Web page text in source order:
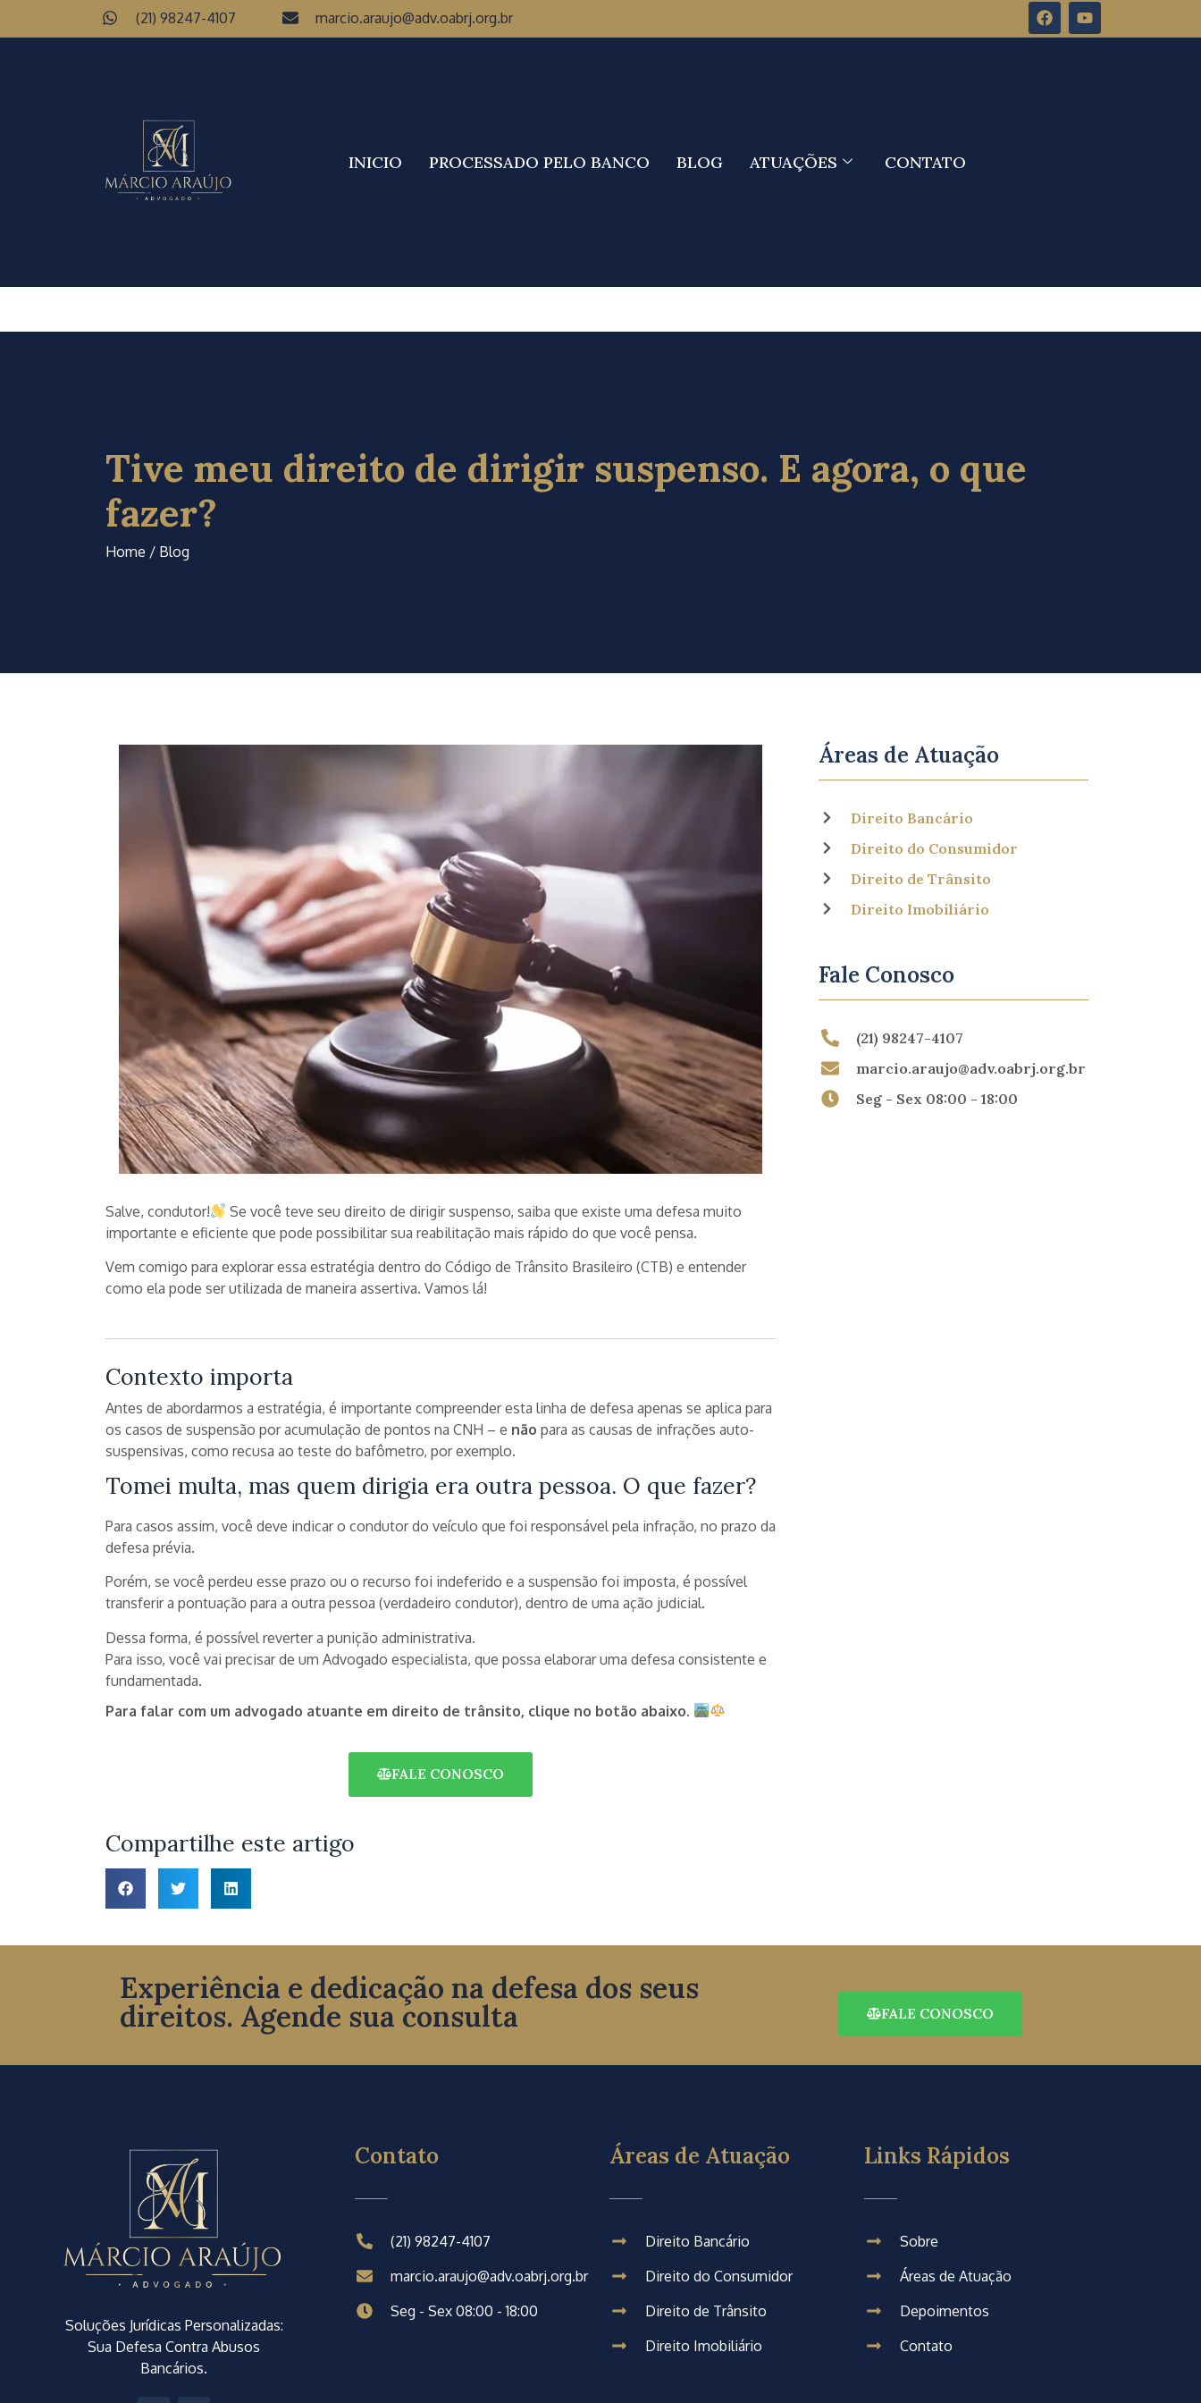
(21) 98247-4107 marcio.araujo@adv.oabrj.org.br
INICIO PROCESSADO PELO BANCO BLOG ATUAÇÕES CONTATO
Tive meu direito de dirigir suspenso. E agora, o que
fazer?
Home / Blog
Salve, condutor!
Se você teve seu direito de dirigir suspenso, saiba que existe uma defesa muito
importante e eficiente que pode possibilitar sua reabilitação mais rápido do que você pensa.
Vem comigo para explorar essa estratégia dentro do Código de Trânsito Brasileiro (CTB) e entender
como ela pode ser utilizada de maneira assertiva. Vamos lá!
Contexto importa
Antes de abordarmos a estratégia, é importante compreender esta linha de defesa apenas se aplica para
os casos de suspensão por acumulação de pontos na CNH – e não para as causas de infrações auto-
suspensivas, como recusa ao teste do bafômetro, por exemplo.
Tomei multa, mas quem dirigia era outra pessoa. O que fazer?
Para casos assim, você deve indicar o condutor do veículo que foi responsável pela infração, no prazo da
defesa prévia.
Porém, se você perdeu esse prazo ou o recurso foi indeferido e a suspensão foi imposta, é possível
transferir a pontuação para a outra pessoa (verdadeiro condutor), dentro de uma ação judicial.
Dessa forma, é possível reverter a punição administrativa.
Para isso, você vai precisar de um Advogado especialista, que possa elaborar uma defesa consistente e
fundamentada.
Para falar com um advogado atuante em direito de trânsito, clique no botão abaixo.
FALE CONOSCO
Compartilhe este artigo
Áreas de Atuação
Direito Bancário
Direito do Consumidor
Direito de Trânsito
Direito Imobiliário
Fale Conosco
(21) 98247-4107
marcio.araujo@adv.oabrj.org.br
Seg - Sex 08:00 - 18:00
Experiência e dedicação na defesa dos seus
direitos. Agende sua consulta FALE CONOSCO
Soluções Jurídicas Personalizadas:
Sua Defesa Contra Abusos
Bancários.
Contato
(21) 98247-4107
marcio.araujo@adv.oabrj.org.br
Seg - Sex 08:00 - 18:00
Áreas de Atuação
Direito Bancário
Direito do Consumidor
Direito de Trânsito
Direito Imobiliário
Links Rápidos
Sobre
Áreas de Atuação
Depoimentos
Contato